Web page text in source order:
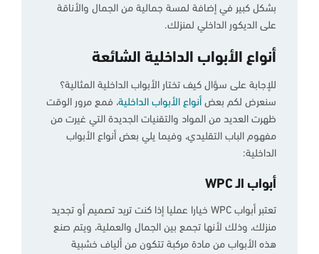
بشكل كبير في إضافة لمسة جمالية من الجمال والأناقة
على الديكور الداخلي لمنزلك.
أنواع الأبواب الداخلية الشائعة
للإجابة على سؤال كيف تختار الأبواب الداخلية المثالية؟
سنعرض لكم بعض أنواع الأبواب الداخلية، فمع مرور الوقت
ظهرت العديد من المواد والتقنيات الجديدة التي غيرت من
مفهوم الباب التقليدي، وفيما يلي بعض أنواع الأبواب
الداخلية:
أبواب الـ WPC
تعتبر أبواب WPC خيارا عمليا إذا كنت تريد تصميم أو تجديد
منزلك، وذلك لأنها تجمع بين الجمال والعملية، ويتم صنع
هذه الأبواب من مادة مركبة تتكون من ألياف خشبية